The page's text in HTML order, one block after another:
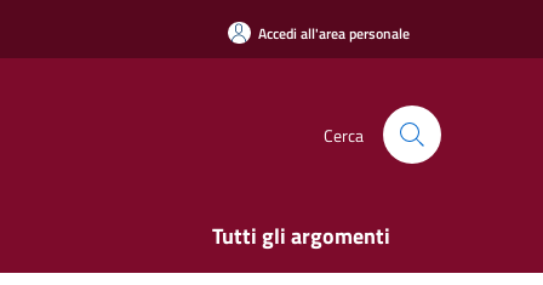
Accedi all'area personale
Cerca
Tutti gli argomenti